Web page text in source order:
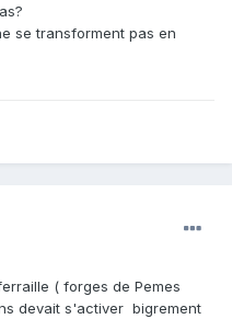
se transforment pas en
( forges de Pemes
devait s'activer bigrement